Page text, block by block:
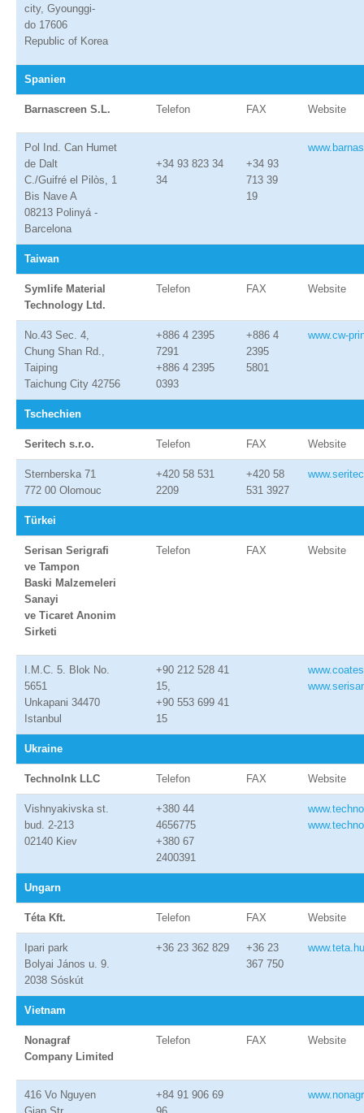
city, Gyounggi-
do 17606
Republic of Korea
Spanien
Barnascreen S.L. Telefon FAX Website
Pol Ind. Can Humet
de Dalt
C./Guifré el Pilòs, 1
Bis Nave A
08213 Polinyá -
Barcelona
+34 93 823 34
34
+34 93
713 39
19
Taiwan
Symlife Material
Technology Ltd.
Telefon FAX Website
No.43 Sec. 4,
Chung Shan Rd.,
Taiping
Taichung City 42756
+886 4 2395
7291
+886 4 2395
0393
+886 4
2395
5801
www.cw-
Tschechien
Seritech s.r.o. Telefon FAX Website
Sternberska 71
772 00 Olomouc
+420 58 531
2209
+420 58
531 3927
Türkei
Serisan Serigrafi
ve Tampon
Baski Malzemeleri
Sanayi
ve Ticaret Anonim
Sirketi
Telefon FAX Website
I.M.C. 5. Blok No.
5651
Unkapani 34470
Istanbul
+90 212 528 41
15,
+90 553 699 41
15
Ukraine
TechnoInk LLC Telefon FAX Website
Vishnyakivska st.
bud. 2-213
02140 Kiev
+380 44
4656775
+380 67
2400391
Ungarn
Téta Kft. Telefon FAX Website
Ipari park
Bolyai János u. 9.
2038 Sóskút
+36 23 362 829
+36 23
367 750
www.teta.hu
Vietnam
Nonagraf
Company Limited
Telefon FAX Website
416 Vo Nguyen
+84 91 906 69